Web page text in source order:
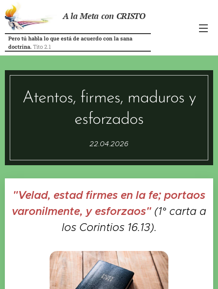
A la Meta con CRISTO
Pero tú habla lo que está de acuerdo con la sana
doctrina. Tito 2.1
Atentos, firmes, maduros y
esforzados
22.04.2026
"Velad, estad firmes en la fe; portaos
varonilmente, y esforzaos" (1° carta a
los Corintios 16.13).